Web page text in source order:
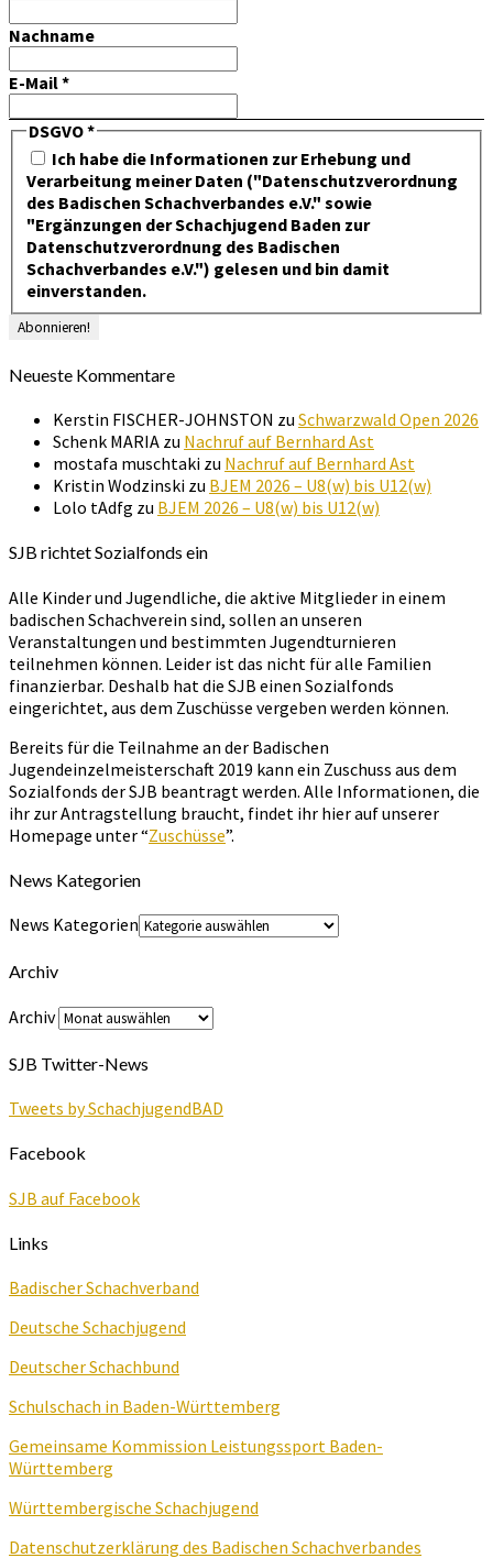
Nachname
E-Mail*
DSGVO*
Ich habe die Informationen zur Erhebung und
Verarbeitung meiner Daten ("Datenschutzverordnung
des Badischen Schachverbandes e.V." sowie
"Ergänzungen der Schachjugend Baden zur
Datenschutzverordnung des Badischen
Schachverbandes e.V.") gelesen und bin damit
einverstanden.
Neueste Kommentare
Kerstin FISCHER-JOHNSTON zu Schwarzwald Open 2026
Schenk MARIA zu Nachruf auf Bernhard Ast
mostafa muschtaki zu Nachruf auf Bernhard Ast
Kristin Wodzinski zu BJEM 2026 – U8(w) bis U12(w)
Lolo tAdfg zu BJEM 2026 – U8(w) bis U12(w)
SJB richtet Sozialfonds ein
Alle Kinder und Jugendliche, die aktive Mitglieder in einem
badischen Schachverein sind, sollen an unseren
Veranstaltungen und bestimmten Jugendturnieren
teilnehmen können. Leider ist das nicht für alle Familien
finanzierbar. Deshalb hat die SJB einen Sozialfonds
eingerichtet, aus dem Zuschüsse vergeben werden können.
Bereits für die Teilnahme an der Badischen
Jugendeinzelmeisterschaft 2019 kann ein Zuschuss aus dem
Sozialfonds der SJB beantragt werden. Alle Informationen, die
ihr zur Antragstellung braucht, findet ihr hier auf unserer
Homepage unter “Zuschüsse”.
News Kategorien
News Kategorien
Archiv
Archiv
SJB Twitter-News
Tweets by SchachjugendBAD
Facebook
SJB auf Facebook
Links
Badischer Schachverband
Deutsche Schachjugend
Deutscher Schachbund
Schulschach in Baden-Württemberg
Gemeinsame Kommission Leistungssport Baden-
Württemberg
Württembergische Schachjugend
Datenschutzerklärung des Badischen Schachverbandes